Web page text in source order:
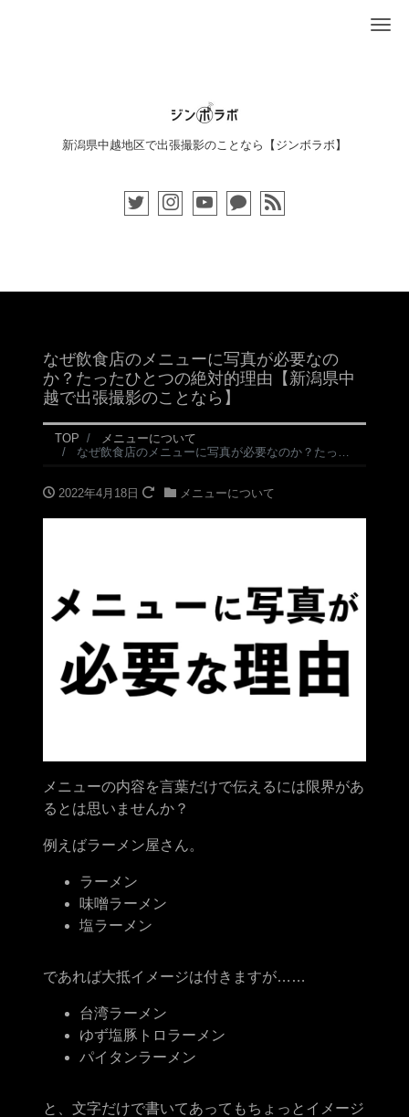
新潟県中越地区で出張撮影のことなら【ジンボラボ】
なぜ飲食店のメニューに写真が必要なの
か？たったひとつの絶対的理由【新潟県中
越で出張撮影のことなら】
TOP
メニューについて
なぜ飲食店のメニューに写真が必要なのか？たったひとつの絶対的理由【新潟県中越で出張撮影のことなら】
2022年4月18日 メニューについて
メニューの内容を言葉だけで伝えるには限界があ
るとは思いませんか？
例えばラーメン屋さん。
ラーメン
味噌ラーメン
塩ラーメン
であれば大抵イメージは付きますが……
台湾ラーメン
ゆず塩豚トロラーメン
パイタンラーメン
と、文字だけで書いてあってもちょっとイメージ